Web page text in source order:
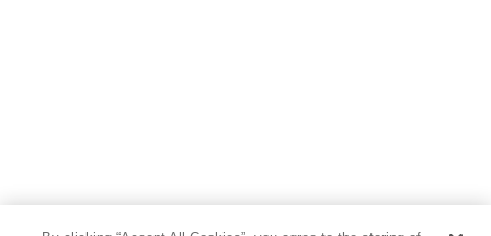
芸術・アート 映画・音楽・演劇